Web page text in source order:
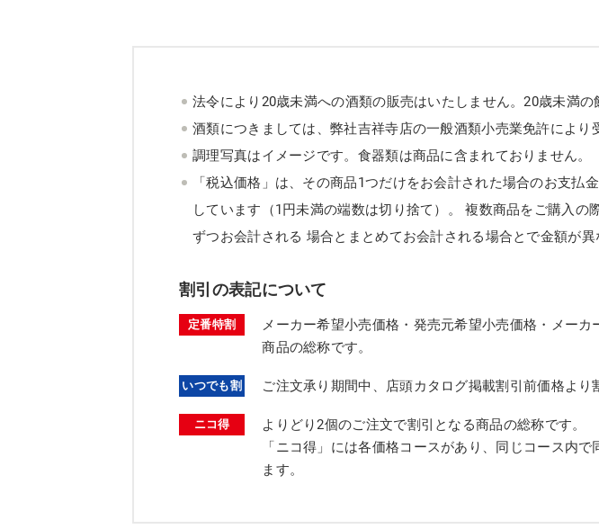
法令により20歳未満への酒類の販売はいたしません。20歳未満の
酒類につきましては、弊社吉祥寺店の一般酒類小売業免許により
調理写真はイメージです。食器類は商品に含まれておりません。
「税込価格」は、その商品1つだけをお会計された場合のお支
しています（1円未満の端数は切り捨て）。 複数商品をご購入
ずつお会計される 場合とまとめてお会計される場合とで金額が異
割引の表記について
定番特割
メーカー希望小売価格・発売元希望小売価格・メー
商品の総称です。
いつでも割 ご注文承り期間中、店頭カタログ掲載割引前価格より
ニコ得
よりどり2個のご注文で割引となる商品の総称です。
「ニコ得」には各価格コースがあり、同じコース内
ます。